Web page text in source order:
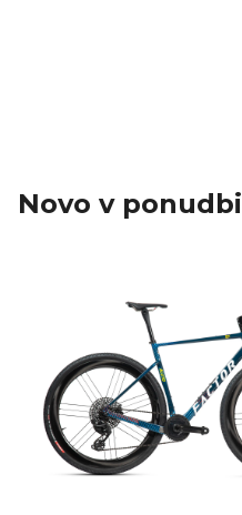
Novo v ponudbi